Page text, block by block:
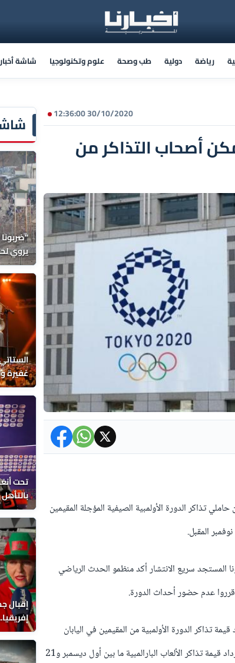
رياضة دولية طب وصحة علوم وتكنولوجيا شاشة
يروي
غفيرة
تحت
إقبال
بحجر
30/10/2020 12:36:00
أصحاب التذاكر من
الصيفي 2020 اليوم الجمعة، إن حاملي تذاكر الدورة الأولمبية الصيفية المؤجلة المقيمين
2021 بسبب فيروس كورونا المستجد سريع الانتشار أكد منظمو الحدث الرياضي
قرروا عدم حضور أحداث الدورة.
تذاكر الدورة الأولمبية من المقيمين في اليابان
خلال الفترة ما بين 10 و30 نوفمبر، بينما تقبل طلبات استرداد قيمة تذاكر الألعاب البارالمبية ما بين أول ديسمبر و21